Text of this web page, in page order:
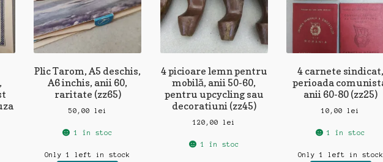
Plic Tarom, A5 deschis,
A6 inchis, anii 60,
raritate (zz65)
50,00 lei
1 în stoc
Only 1 left in stock
4 picioare lemn pentru
mobilă, anii 50-60,
pentru upcycling sau
decoratiuni (zz45)
120,00 lei
1 în stoc
4 carnete
perioada
anii 60-80 (zz25)
10,00lei
1 în stoc
Only 1 left in stock